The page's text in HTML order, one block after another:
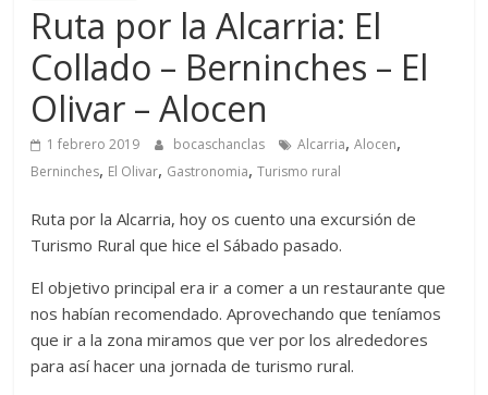
Ruta por la Alcarria: El
Collado – Berninches – El
Olivar – Alocen
1 febrero 2019 bocaschanclas Alcarria,Alocen,
Berninches, El Olivar, Gastronomia,Turismo rural
Ruta por la Alcarria, hoy os cuento una excursión de
Turismo Rural que hice el Sábado pasado.
El objetivo principal era ir a comer a un restaurante que
nos habían recomendado. Aprovechando que teníamos
que ir a la zona miramos que ver por los alrededores
para así hacer una jornada de turismo rural.